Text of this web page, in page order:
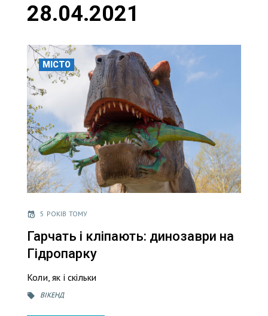
28.04.2021
МІСТО
5 РОКІВ ТОМУ
Гарчать і кліпають: динозаври на
Гідропарку
Коли, як і скільки
ВІКЕНД